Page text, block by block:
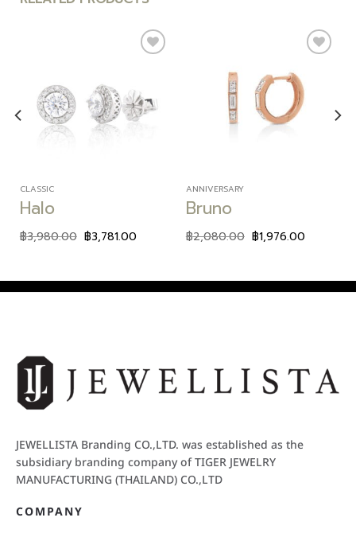
Add to
wishlist
CLASSIC
Halo
฿3,980.00 ฿3,781.00
Add to
wishlist
ANNIVERSARY
Bruno
฿2,080.00 ฿1,976.00
JEWELLISTA Branding CO.,LTD. was established as the
subsidiary branding company of TIGER JEWELRY
MANUFACTURING (THAILAND) CO.,LTD
COMPANY